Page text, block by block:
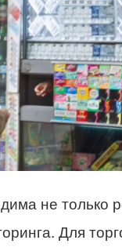
не только
Для